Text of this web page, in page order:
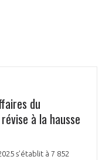
du
à la hausse
s’établit à 7 852